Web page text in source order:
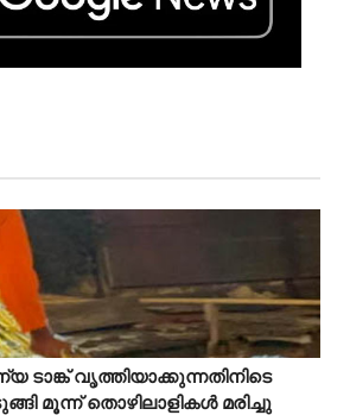
ടാങ്ക് വൃത്തിയാക്കുന്നതിനിടെ
മൂന്ന് തൊഴിലാളികൾ മരിച്ചു